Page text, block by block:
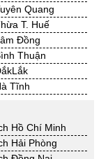
Quang
T. Huế
Đồng
Thuận
Tĩnh
Yên
Nam
Rịa - VT
Hồ Chí Minh
Hải Phòng